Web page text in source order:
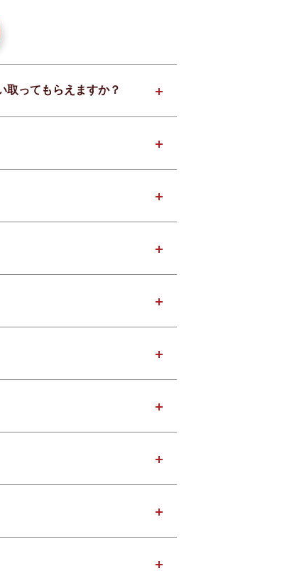
取ってもらえますか？